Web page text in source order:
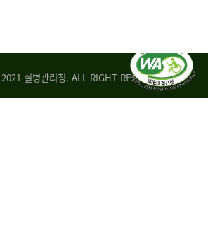
질병관리청. ALL RIGHT RESERVED